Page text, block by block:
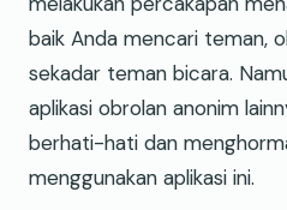
baik Anda mencari teman,
sekadar teman bicara.
aplikasi obrolan anonim
berhati-hati dan
menggunakan aplikasi ini.